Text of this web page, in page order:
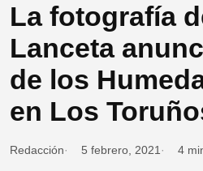
La fotografía
Lanceta
de los
en Los
Redacción 5 febrero, 2021 4